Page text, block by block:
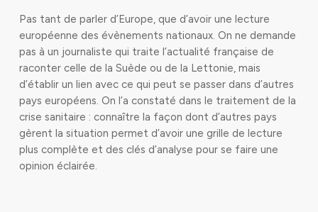
Pas tant de parler d’Europe, que d’avoir une lecture
européenne des évènements nationaux. On ne demande
pas à un journaliste qui traite l’actualité française de
raconter celle de la Suède ou de la Lettonie, mais
d’établir un lien avec ce qui peut se passer dans d’autres
pays européens. On l’a constaté dans le traitement de la
crise sanitaire : connaître la façon dont d’autres pays
gèrent la situation permet d’avoir une grille de lecture
plus complète et des clés d’analyse pour se faire une
opinion éclairée.